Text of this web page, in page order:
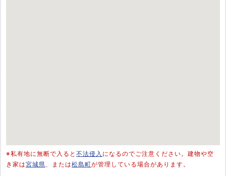
※私有地に無断で入ると 不法侵入 になるのでご注意ください。建物や空
き家は宮城県 、または松島町が管理している場合があります。